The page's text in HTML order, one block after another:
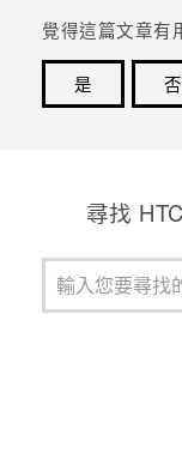
覺得這篇文章有
是
否
尋找